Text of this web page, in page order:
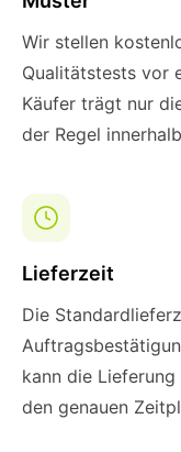
Wir stellen
Qualitätstests vor
Käufer trägt nur
der Regel
Lieferzeit
Die
kann die
den genauen